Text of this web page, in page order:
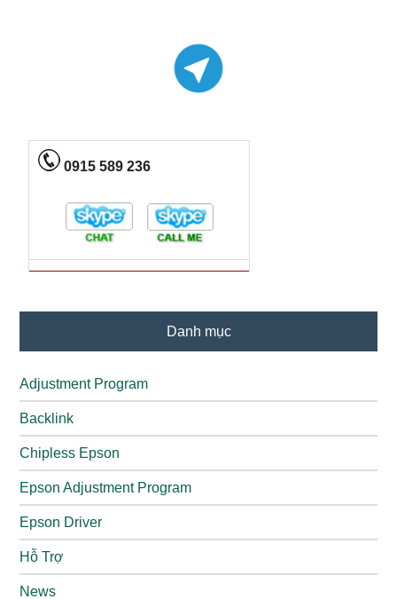
0915 589 236
Danh mục
Adjustment Program
Backlink
Chipless Epson
Epson Adjustment Program
Epson Driver
Hỗ Trợ
News